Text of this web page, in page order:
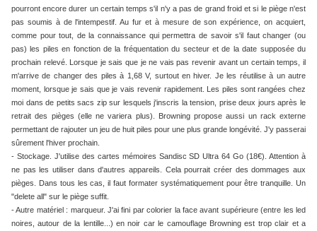
pourront encore durer un certain temps s'il n'y a pas de grand froid et si le piège n'est
pas soumis à de l'intempestif. Au fur et à mesure de son expérience, on acquiert,
comme pour tout, de la connaissance qui permettra de savoir s'il faut changer (ou
pas) les piles en fonction de la fréquentation du secteur et de la date supposée du
prochain relevé. Lorsque je sais que je ne vais pas revenir avant un certain temps, il
m'arrive de changer des piles à 1,68 V, surtout en hiver. Je les réutilise à un autre
moment, lorsque je sais que je vais revenir rapidement. Les piles sont rangées chez
moi dans de petits sacs zip sur lesquels j'inscris la tension, prise deux jours après le
retrait des pièges (elle ne variera plus). Browning propose aussi un rack externe
permettant de rajouter un jeu de huit piles pour une plus grande longévité. J'y passerai
sûrement l'hiver prochain.
- Stockage. J'utilise des cartes mémoires Sandisc SD Ultra 64 Go (18€). Attention à
ne pas les utiliser dans d'autres appareils. Cela pourrait créer des dommages aux
pièges. Dans tous les cas, il faut formater systématiquement pour être tranquille. Un
"delete all" sur le piège suffit.
- Autre matériel : marqueur. J'ai fini par colorier la face avant supérieure (entre les led
noires, autour de la lentille...) en noir car le camouflage Browning est trop clair et a